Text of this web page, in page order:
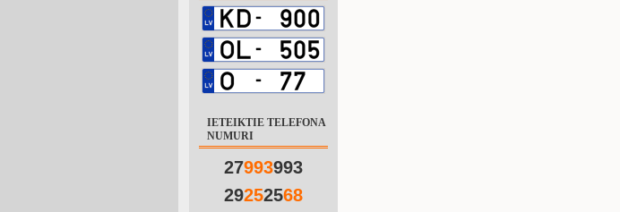
IETEIKTIE TELEFONA
NUMURI
27993993
29252568